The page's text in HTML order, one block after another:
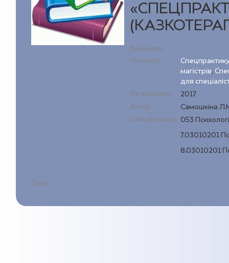
Викладач:
Предмет:
магістрів,
для
Рік видання: 2017
Автор: Самошкіна
Спеціалізація: 053
7.03010201
8.03010201
Опис: